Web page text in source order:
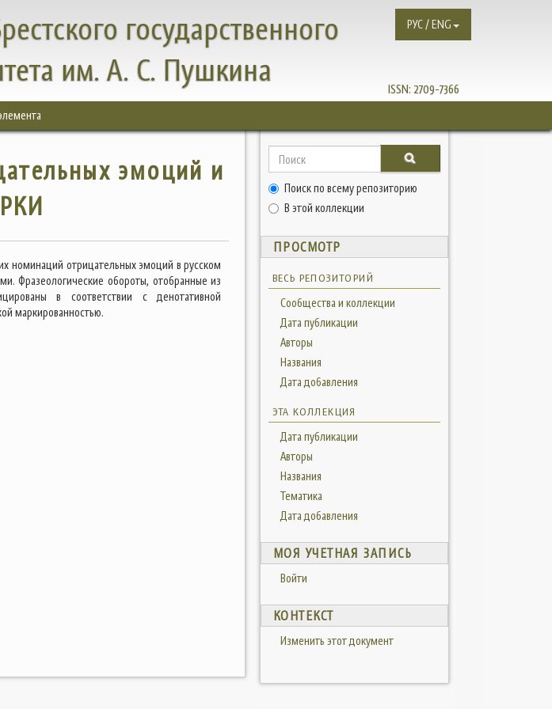
государственного
им. А. С. Пушкина
ISSN: 2709-7366
РУС / ENG
эмоций и
номинаций отрицательных эмоций в русском
Фразеологические обороты, отобранные из
в соответствии с денотативной
маркированностью.
Поиск по всему репозиторию
В этой коллекции
ПРОСМОТР
ВЕСЬ РЕПОЗИТОРИЙ
Сообщества и коллекции
Дата публикации
Авторы
Названия
Дата добавления
ЭТА КОЛЛЕКЦИЯ
Дата публикации
Авторы
Названия
Тематика
Дата добавления
МОЯ УЧЕТНАЯ ЗАПИСЬ
Войти
КОНТЕКСТ
Изменить этот документ